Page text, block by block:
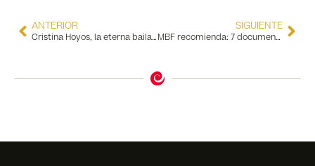
ANTERIOR
Cristina Hoyos, la eterna bailaora, protagoniza el documental Sueños Flamencos
SIGUIENTE
MBF recomienda: 7 documentales flamencos